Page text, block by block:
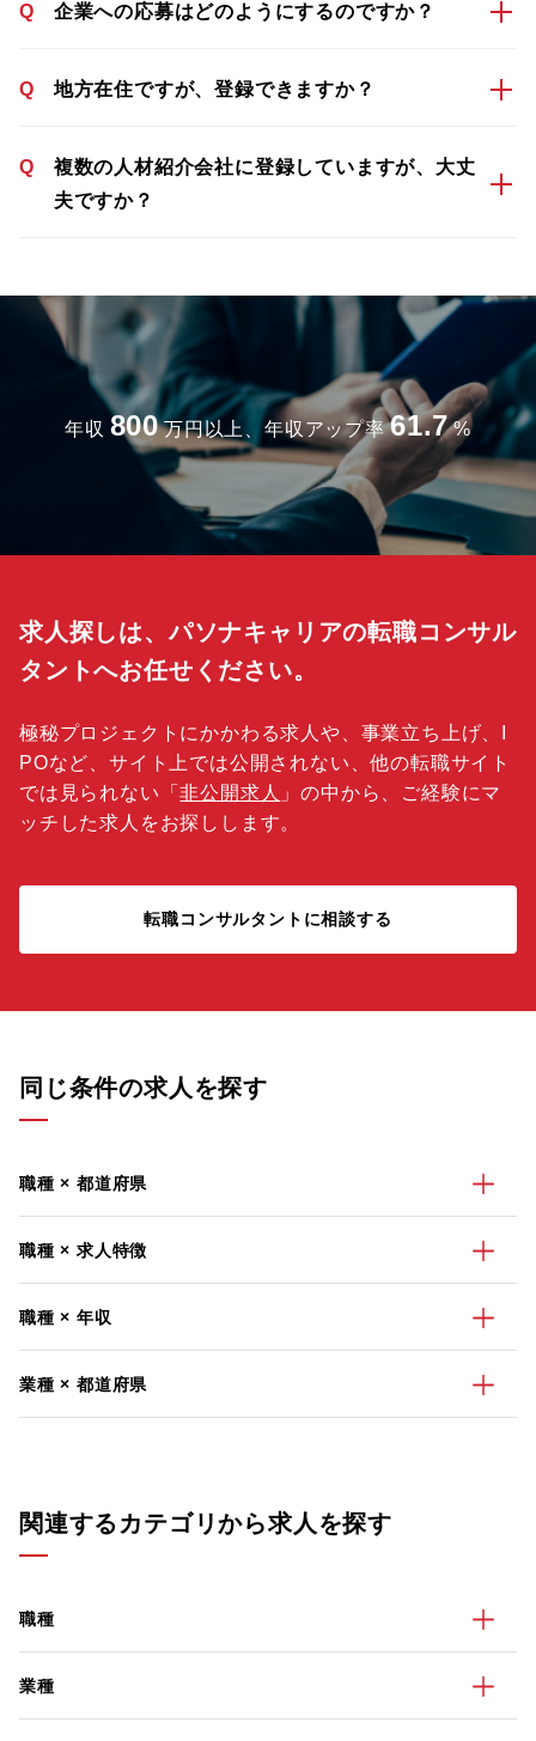
Q 企業への応募はどのようにするのですか？
Q 地方在住ですが、登録できますか？
Q
複数の人材紹介会社に登録していますが、大丈
夫ですか？
年収 800 万円以上、年収アップ率 61.7 %
求人探しは、パソナキャリアの転職コンサル
タントへお任せください。
極秘プロジェクトにかかわる求人や、事業立ち上げ、I
POなど、サイト上では公開されない、他の転職サイト
では見られない「非公開求人 」の中から、ご経験にマ
ッチした求人をお探しします。
転職コンサルタントに相談する
同じ条件の求人を探す
職種 × 都道府県
職種 × 求人特徴
職種 × 年収
業種 × 都道府県
関連するカテゴリから求人を探す
職種
業種